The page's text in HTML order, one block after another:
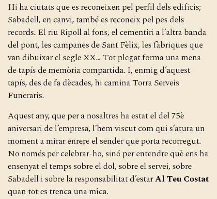
Hi ha ciutats que es reconeixen pel perfil dels edificis;
Sabadell, en canvi, també es reconeix pel pes dels
records. El riu Ripoll al fons, el cementiri a l’altra banda
del pont, les campanes de Sant Fèlix, les fàbriques que
van dibuixar el segle XX… Tot plegat forma una mena
de tapís de memòria compartida. I, enmig d’aquest
tapís, des de fa dècades, hi camina Torra Serveis
Funeraris.
Aquest any, que per a nosaltres ha estat el del 75è
aniversari de l’empresa, l’hem viscut com qui s’atura un
moment a mirar enrere el sender que porta recorregut.
No només per celebrar-ho, sinó per entendre què ens ha
ensenyat el temps sobre el dol, sobre el servei, sobre
Sabadell i sobre la responsabilitat d’estarAl Teu Costat
quan tot es trenca una mica.